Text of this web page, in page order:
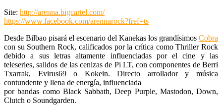
Site: http://arenna.bigcartel.com/
https://www.facebook.com/arennarock?fref=ts
Desde Bilbao pisará el escenario del Kanekas los grandísimos Cobra
con su Southern Rock, calificados por la crítica como Thriller Rock
debido a sus letras altamente influenciadas por el cine y las
teleseries, salidos de las cenizas de Pi LT, con componentes de Berri
Txarrak, Evirus69 o Kokein. Directo arrollador y música
contundente y llena de energía, influenciada
por bandas como Black Sabbath, Deep Purple, Mastodon, Down,
Clutch o Soundgarden.